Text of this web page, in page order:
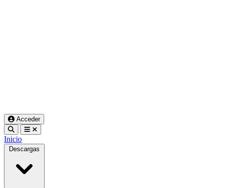
Acceder
Inicio
Descargas